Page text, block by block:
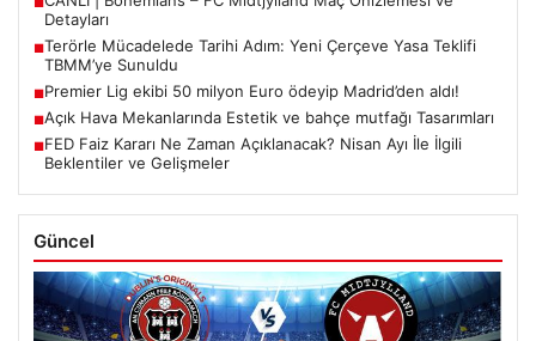
Detayları
■Terörle Mücadelede Tarihi Adım: Yeni Çerçeve Yasa Teklifi
TBMM’ye Sunuldu
■Premier Lig ekibi 50 milyon Euro ödeyip Madrid’den aldı!
■Açık Hava Mekanlarında Estetik ve bahçe mutfağı Tasarımları
■FED Faiz Kararı Ne Zaman Açıklanacak? Nisan Ayı İle İlgili
Beklentiler ve Gelişmeler
Güncel